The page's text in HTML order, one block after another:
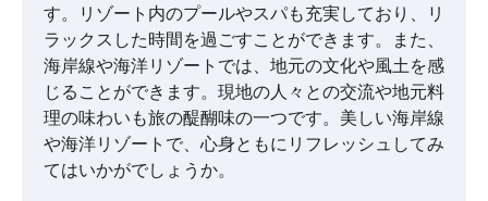
す。リゾート内のプールやスパも充実しており、リ
ラックスした時間を過ごすことができます。また、
海岸線や海洋リゾートでは、地元の文化や風土を感
じることができます。現地の人々との交流や地元料
理の味わいも旅の醍醐味の一つです。美しい海岸線
や海洋リゾートで、心身ともにリフレッシュしてみ
てはいかがでしょうか。